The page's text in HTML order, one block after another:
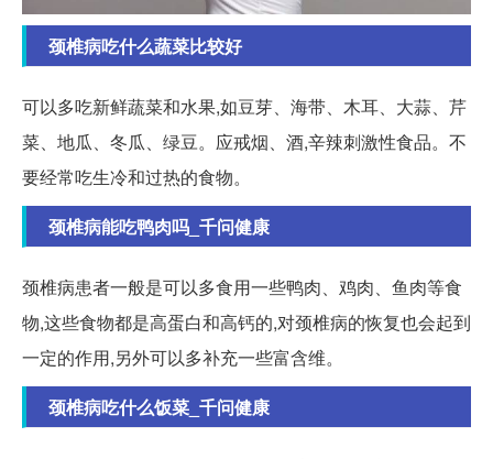
颈椎病吃什么蔬菜比较好
可以多吃新鲜蔬菜和水果,如豆芽、海带、木耳、大蒜、芹
菜、地瓜、冬瓜、绿豆。应戒烟、酒,辛辣刺激性食品。不
要经常吃生冷和过热的食物。
颈椎病能吃鸭肉吗_千问健康
颈椎病患者一般是可以多食用一些鸭肉、鸡肉、鱼肉等食
物,这些食物都是高蛋白和高钙的,对颈椎病的恢复也会起到
一定的作用,另外可以多补充一些富含维。
颈椎病吃什么饭菜_千问健康